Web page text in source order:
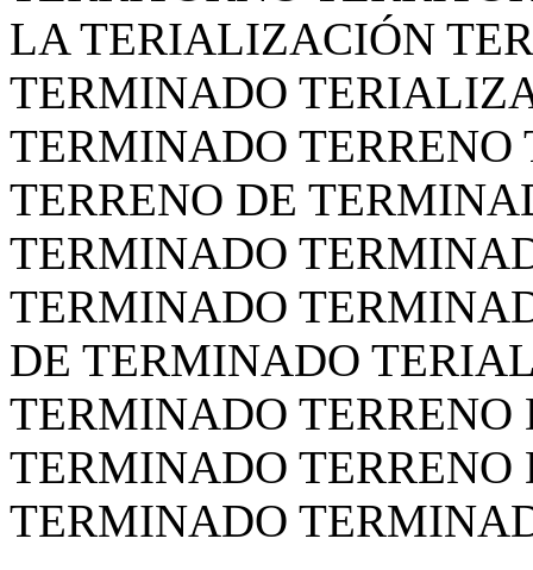
LA TERIALIZACIÓN
TERMINADO
TERMINADO
TERRENO DE
TERMINADO
TERMINADO
DE TERMINADO
TERMINADO
TERMINADO
TERMINADO